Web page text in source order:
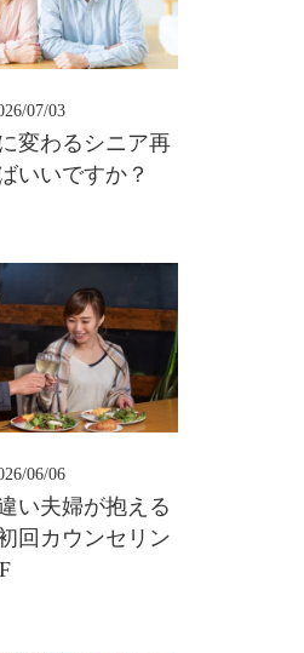
07/03
変わるシニア再
いいですか？
06/06
い夫婦が抱える
回カウンセリン